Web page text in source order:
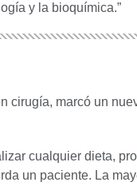
y la bioquímica.”
cirugía, marcó un
cualquier dieta,
un paciente. La